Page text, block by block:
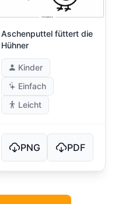
Aschenputtel füttert die
Hühner
Kinder
Einfach
Leicht
PNG PDF